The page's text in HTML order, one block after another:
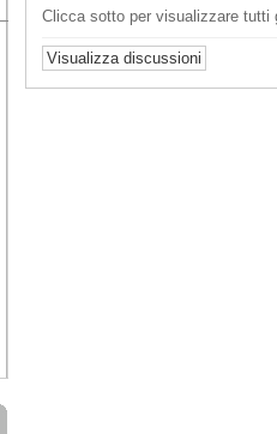
Clicca sotto per visualizzare tutti